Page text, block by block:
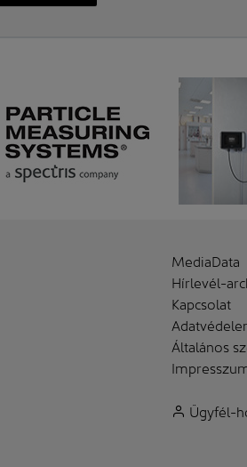
MediaData
Hírlevél-
Kapcsolat
Általános
Ügyfél-